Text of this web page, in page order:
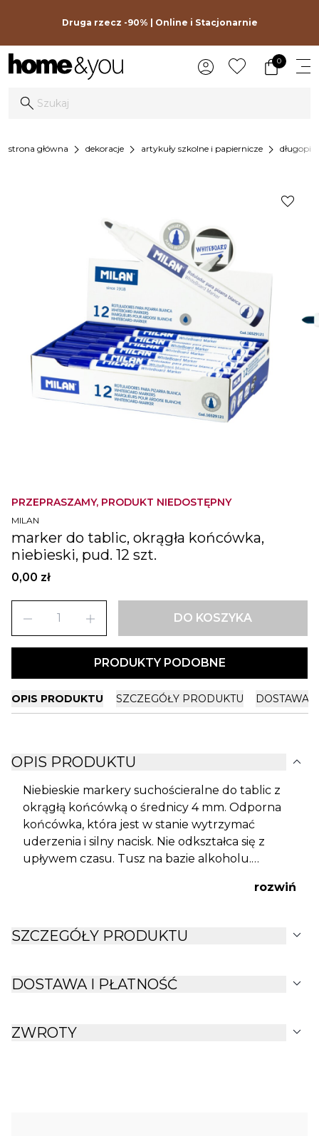
Druga rzecz -90% | Online i Stacjonarnie
0
strona główna chevron_right dekoracje chevron_right artykuły szkolne i papiernicze chevron_right
PRZEPRASZAMY, PRODUKT NIEDOSTĘPNY
MILAN
marker do tablic, okrągła końcówka,
niebieski, pud. 12 szt.
0,00 zł
remove add DO KOSZYKA
PRODUKTY PODOBNE
favorite
OPIS PRODUKTU SZCZEGÓŁY PRODUKTU DOSTAWA
OPIS PRODUKTU expand_more
Niebieskie markery suchościeralne do tablic z
okrągłą końcówką o średnicy 4 mm. Odporna
końcówka, która jest w stanie wytrzymać
uderzenia i silny nacisk. Nie odkształca się z
upływem czasu. Tusz na bazie alkoholu.
przechowywać w pozycji poziomej. Rozmiarrozwiń
SZCZEGÓŁY PRODUKTU expand_more
DOSTAWA I PŁATNOŚĆ expand_more
ZWROTY expand_more